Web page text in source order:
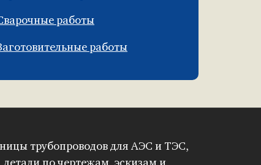
работы
работы
трубопроводов для АЭС и ТЭС,